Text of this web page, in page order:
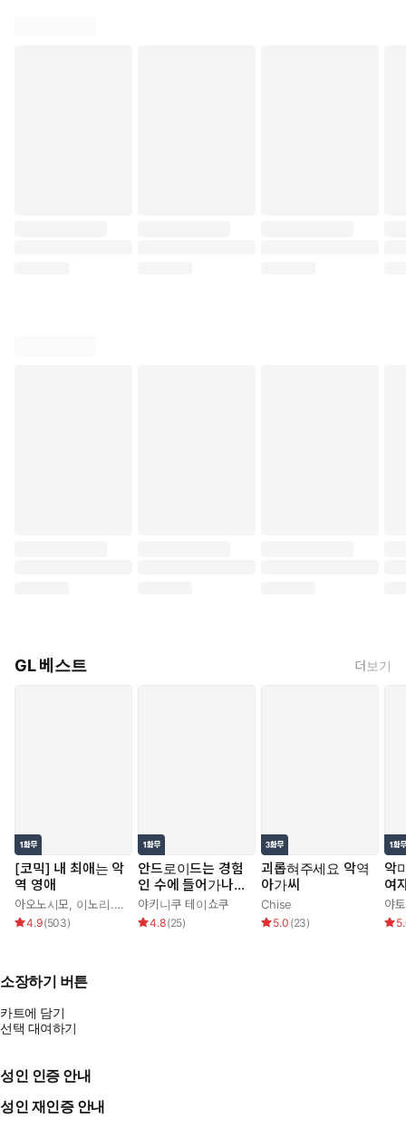
GL 베스트 더보기
[코믹] 내 최애는 악
역 영애
아오노시모, 이노리.,정백송,하나가타
4.9(503)
안드로이드는 경험
인 수에 들어가나
요??
야키니쿠 테이쇼쿠
4.8(25)
괴롭혀주세요 악역
아가씨
Chise
5.0 (23)
악
여
야
소장하기 버튼
카트에 담기
선택 대여하기
성인 인증 안내
성인 재인증 안내